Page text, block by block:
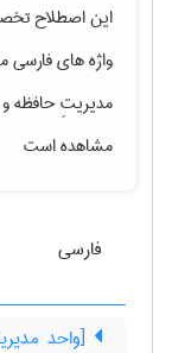
این اصطلاح
واژه های
مدیریتِ حافظه
مشاهده است
فارسی